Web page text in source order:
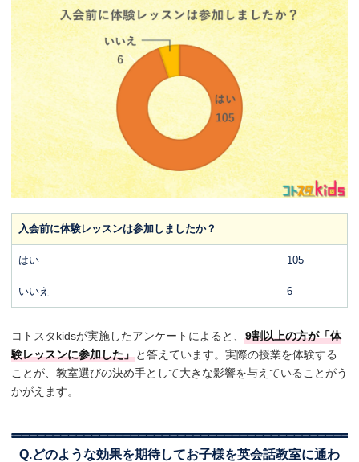
入会前に体験レッスンは参加しましたか？
はい 105
いいえ 6
コトスタkidsが実施したアンケートによると、 9割以上の方が「体
験レッスンに参加した」と答えています。実際の授業を体験する
ことが、教室選びの決め手として大きな影響を与えていることがう
かがえます。
Q.どのような効果を期待してお子様を英会話教室に通わ